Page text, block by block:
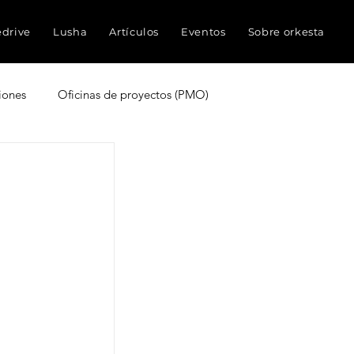
Lusha Artículos Eventos Sobre orkesta
Oficinas de proyectos (PMO)